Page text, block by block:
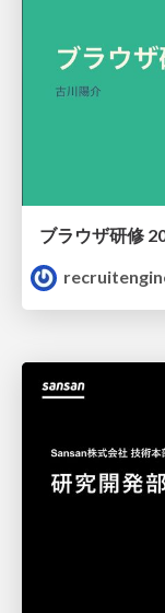
ブラウザ研修